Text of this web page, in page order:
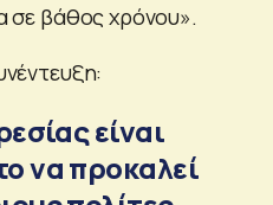
σε βάθος χρόνου».
είναι
να προκαλεί